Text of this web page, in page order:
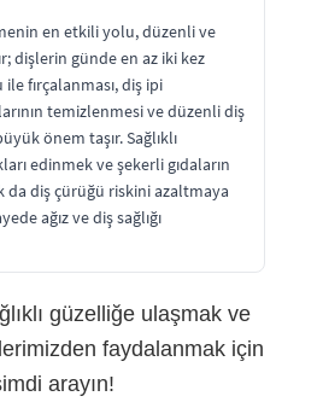
en etkili yolu, düzenli ve
dişlerin günde en az iki kez
fırçalanması, diş ipi
temizlenmesi ve düzenli diş
önem taşır. Sağlıklı
edinmek ve şekerli gıdaların
diş çürüğü riskini azaltmaya
ağız ve diş sağlığı
güzelliğe ulaşmak ve
faydalanmak için
arayın!